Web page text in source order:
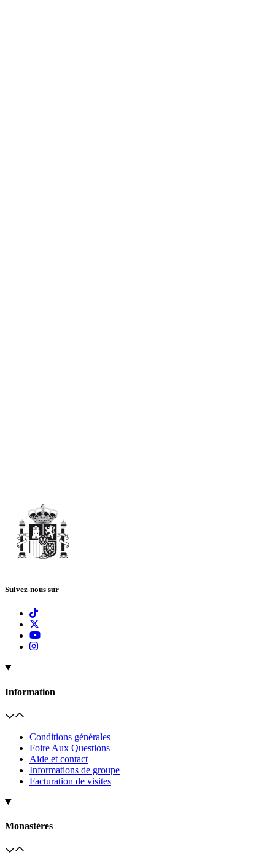
Suivez-nous sur
Information
Conditions générales
Foire Aux Questions
Aide et contact
Informations de groupe
Facturation de visites
Monastères